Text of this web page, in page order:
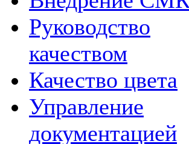
Руководство
качеством
Качество цвета
Управление
документацией